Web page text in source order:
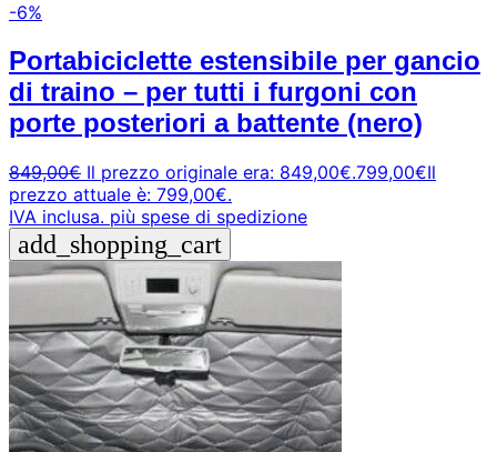
-6%
Portabiciclette estensibile per gancio
di traino – per tutti i furgoni con
porte posteriori a battente (nero)
849,00€ Il prezzo originale era: 849,00€.799,00€Il
prezzo attuale è: 799,00€.
IVA inclusa. più spese di spedizione
add_shopping_cart